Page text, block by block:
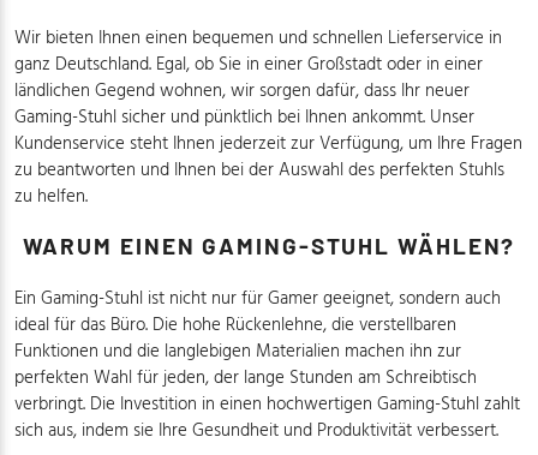
Wir bieten Ihnen einen bequemen und schnellen Lieferservice in
ganz Deutschland. Egal, ob Sie in einer Großstadt oder in einer
ländlichen Gegend wohnen, wir sorgen dafür, dass Ihr neuer
Gaming-Stuhl sicher und pünktlich bei Ihnen ankommt. Unser
Kundenservice steht Ihnen jederzeit zur Verfügung, um Ihre Fragen
zu beantworten und Ihnen bei der Auswahl des perfekten Stuhls
zu helfen.
WARUM EINEN GAMING-STUHL WÄHLEN?
Ein Gaming-Stuhl ist nicht nur für Gamer geeignet, sondern auch
ideal für das Büro. Die hohe Rückenlehne, die verstellbaren
Funktionen und die langlebigen Materialien machen ihn zur
perfekten Wahl für jeden, der lange Stunden am Schreibtisch
verbringt. Die Investition in einen hochwertigen Gaming-Stuhl zahlt
sich aus, indem sie Ihre Gesundheit und Produktivität verbessert.